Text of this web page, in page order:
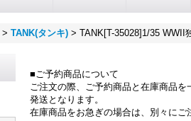
> TANK(タンキ) > TANK[T-35028]1/35 WWII
■ご予約商品について
ご注文の際、ご予約商品と在庫商品
発送となります。
在庫商品をお急ぎの場合は、別々にご